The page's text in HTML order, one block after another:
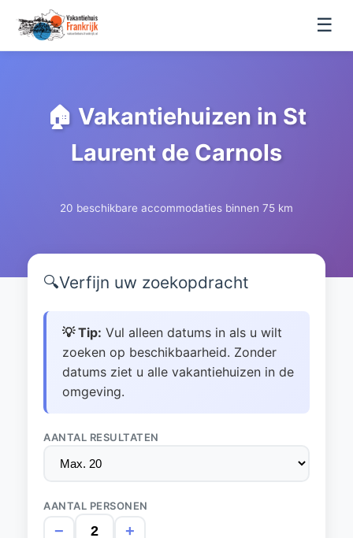
☰
🏠 Vakantiehuizen in St
Laurent de Carnols
20 beschikbare accommodaties binnen 75 km
🔍Verfijn uw zoekopdracht
💡 Tip: Vul alleen datums in als u wilt
zoeken op beschikbaarheid. Zonder
datums ziet u alle vakantiehuizen in de
omgeving.
AANTAL RESULTATEN
AANTAL PERSONEN
− +